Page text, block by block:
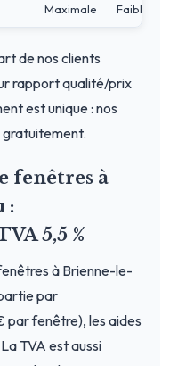
Maximale Faible
de nos clients
rapport qualité/prix
est unique : nos
fenêtres à
:
5,5 %
à Brienne-le-
par
par fenêtre), les aides
TVA est aussi